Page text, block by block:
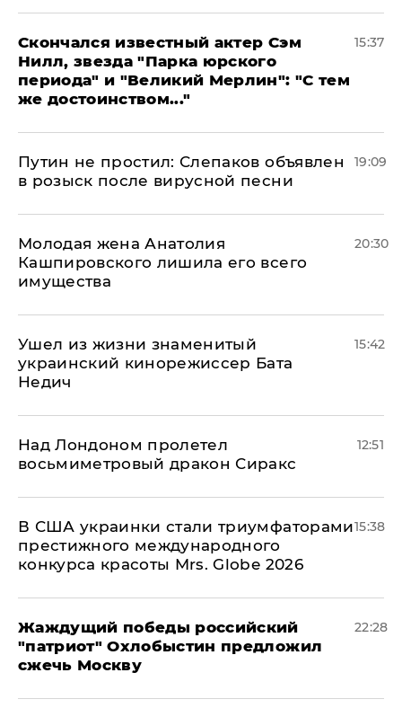
Скончался известный актер Сэм
Нилл, звезда "Парка юрского
периода" и "Великий Мерлин": "С тем
же достоинством..."
15:37
Путин не простил: Слепаков объявлен
в розыск после вирусной песни
19:09
Молодая жена Анатолия
Кашпировского лишила его всего
имущества
20:30
Ушел из жизни знаменитый
украинский кинорежиссер Бата
Недич
15:42
Над Лондоном пролетел
восьмиметровый дракон Сиракс
12:51
В США украинки стали триумфаторами
престижного международного
конкурса красоты Mrs. Globe 2026
15:38
Жаждущий победы российский
"патриот" Охлобыстин предложил
сжечь Москву
22:28